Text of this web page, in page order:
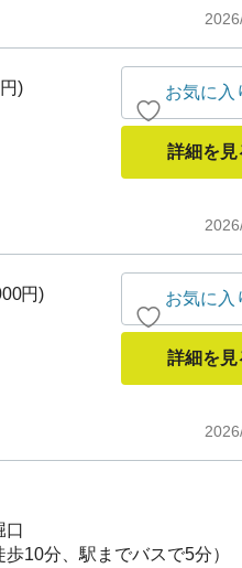
)
お気に入
詳細を見
円)
お気に入
詳細を見
口
10分、駅までバスで5分）